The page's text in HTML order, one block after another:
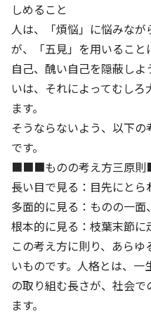
安全・安心にお通いいただ
お客様相談センター
メッセージアーカイブス
しめること
人は、「煩悩」に悩みな
が、「五見」を用いるこ
自己、醜い自己を隠蔽し
いは、それによってむし
ます。
そうならないよう、以下
です。
■■■ものの考え方三原
長い目で見る：目先にとら
多面的に見る：ものの一
根本的に見る：枝葉末節に
この考え方に則り、あら
いものです。人格とは、一
の取り組む長さが、社会
ます。